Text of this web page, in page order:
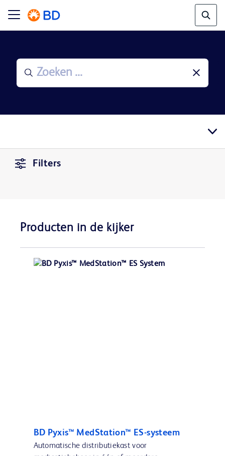
Filters
Producten in de kijker
BD Pyxis™ MedStation™ ES-systeem
Automatische distributiekast voor